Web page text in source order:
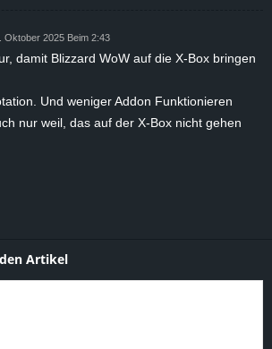
Oktober 2025 Beim 2:43
damit Blizzard WoW auf die X-Box bringen
Und weniger Addon Funktionieren
nur weil, das auf der X-Box nicht gehen
Artikel